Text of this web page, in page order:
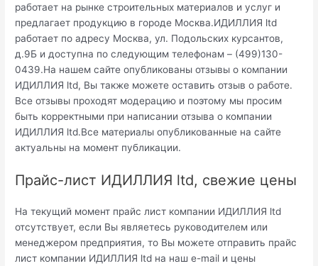
работает на рынке строительных материалов и услуг и
предлагает продукцию в городе Москва.ИДИЛЛИЯ ltd
работает по адресу Москва, ул. Подольских курсантов,
д.9Б и доступна по следующим телефонам – (499)130-
0439.На нашем сайте опубликованы отзывы о компании
ИДИЛЛИЯ ltd, Вы также можете оставить отзыв о работе.
Все отзывы проходят модерацию и поэтому мы просим
быть корректными при написании отзыва о компании
ИДИЛЛИЯ ltd.Все материалы опубликованные на сайте
актуальны на момент публикации.
Прайс-лист ИДИЛЛИЯ ltd, свежие цены
На текущий момент прайс лист компании ИДИЛЛИЯ ltd
отсутствует, если Вы являетесь руководителем или
менеджером предприятия, то Вы можете отправить прайс
лист компании ИДИЛЛИЯ ltd на наш e-mail и цены